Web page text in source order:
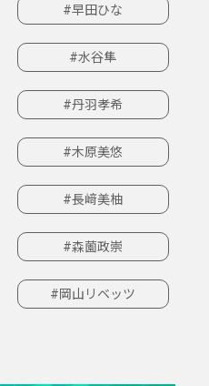
#早田ひな
#水谷隼
#丹羽孝希
#木原美悠
#長﨑美柚
#森薗政崇
#岡山リベッツ